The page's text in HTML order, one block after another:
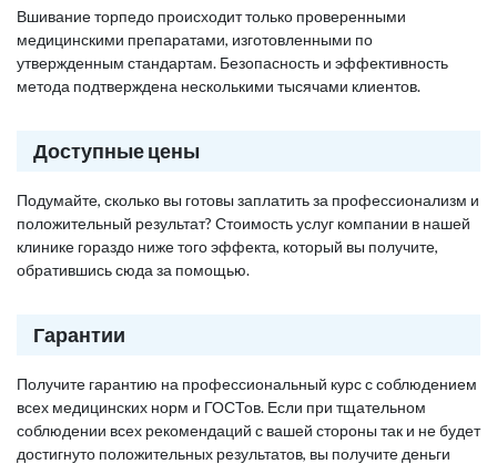
Вшивание торпедо происходит только проверенными
медицинскими препаратами, изготовленными по
утвержденным стандартам. Безопасность и эффективность
метода подтверждена несколькими тысячами клиентов.
Доступные цены
Подумайте, сколько вы готовы заплатить за профессионализм и
положительный результат? Стоимость услуг компании в нашей
клинике гораздо ниже того эффекта, который вы получите,
обратившись сюда за помощью.
Гарантии
Получите гарантию на профессиональный курс с соблюдением
всех медицинских норм и ГОСТов. Если при тщательном
соблюдении всех рекомендаций с вашей стороны так и не будет
достигнуто положительных результатов, вы получите деньги